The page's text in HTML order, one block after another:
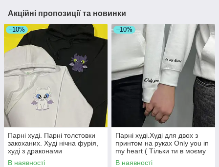
Акційні пропозиції та новинки
–10%
Парні худі. Парні толстовки
закоханих. Худі нічна фурія,
худі з драконами
В наявності
–10%
Парні худі.Худі для двох з
принтом на руках Only you in
my heart ( Тільки ти в моєму
серці )
В наявності